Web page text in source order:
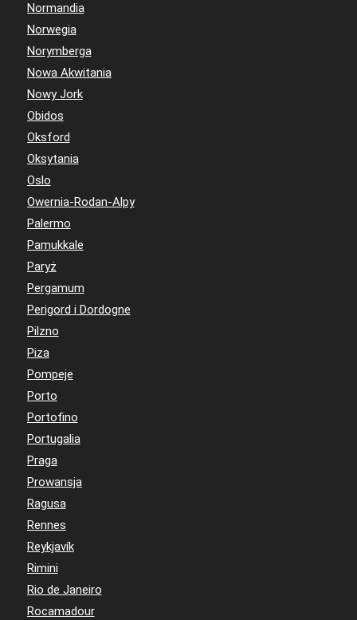
Normandia
Norwegia
Norymberga
Nowa Akwitania
Nowy Jork
Obidos
Oksford
Oksytania
Oslo
Owernia-Rodan-Alpy
Palermo
Pamukkale
Paryż
Pergamum
Perigord i Dordogne
Pilzno
Piza
Pompeje
Porto
Portofino
Portugalia
Praga
Prowansja
Ragusa
Rennes
Reykjavík
Rimini
Rio de Janeiro
Rocamadour